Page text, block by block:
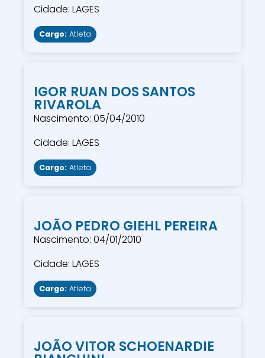
Cidade: LAGES
Cargo: Atleta
IGOR RUAN DOS SANTOS
RIVAROLA
Nascimento: 05/04/2010
Cidade: LAGES
Cargo: Atleta
JOÃO PEDRO GIEHL PEREIRA
Nascimento: 04/01/2010
Cidade: LAGES
Cargo: Atleta
JOÃO VITOR SCHOENARDIE